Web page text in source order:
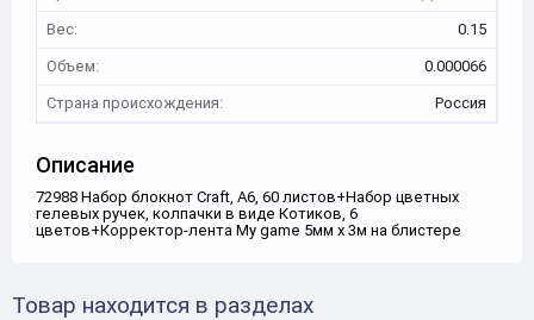
Вес:
0.15
Объем:
0.000066
Страна происхождения:
Россия
Описание
72988 Набор блокнот Craft, А6, 60 листов+Набор цветных
гелевых ручек, колпачки в виде Котиков, 6
цветов+Корректор-лента My game 5мм х 3м на блистере
Товар находится в разделах